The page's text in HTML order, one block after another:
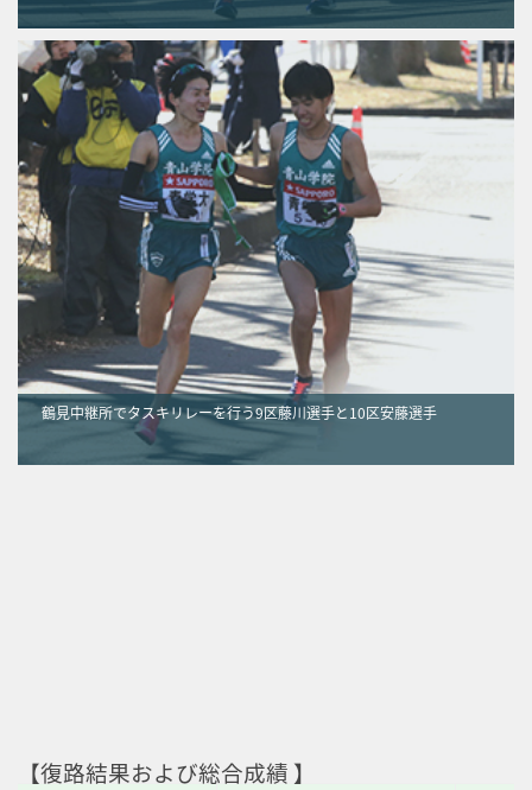
鶴見中継所でタスキリレーを行う9区藤川選手と10区安藤選手
【復路結果および総合成績 】